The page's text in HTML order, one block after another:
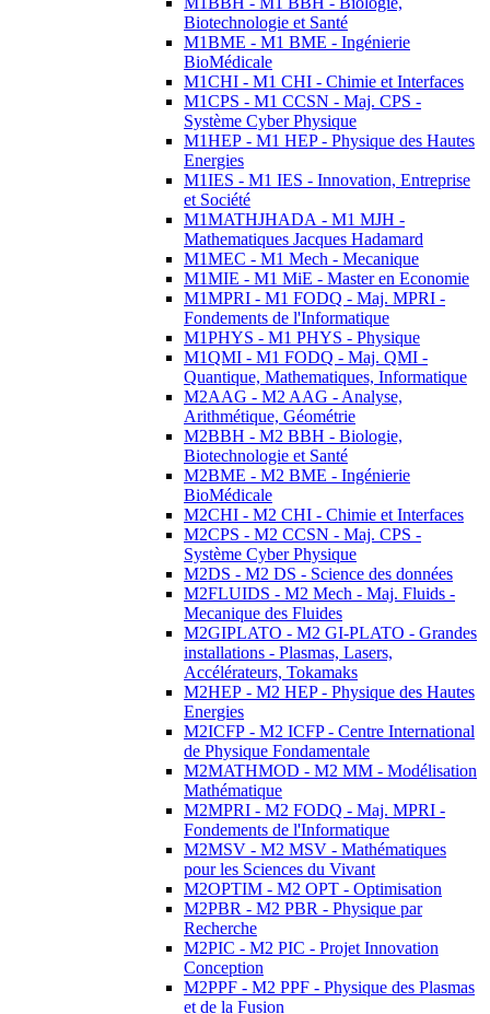
Biotechnologie et Santé
M1BME - M1 BME - Ingénierie
BioMédicale
M1CHI - M1 CHI - Chimie et Interfaces
M1CPS - M1 CCSN - Maj. CPS -
Système Cyber Physique
M1HEP - M1 HEP - Physique des Hautes
Energies
M1IES - M1 IES - Innovation, Entreprise
et Société
M1MATHJHADA - M1 MJH -
Mathematiques Jacques Hadamard
M1MEC - M1 Mech - Mecanique
M1MIE - M1 MiE - Master en Economie
M1MPRI - M1 FODQ - Maj. MPRI -
Fondements de l'Informatique
M1PHYS - M1 PHYS - Physique
M1QMI - M1 FODQ - Maj. QMI -
Quantique, Mathematiques, Informatique
M2AAG - M2 AAG - Analyse,
Arithmétique, Géométrie
M2BBH - M2 BBH - Biologie,
Biotechnologie et Santé
M2BME - M2 BME - Ingénierie
BioMédicale
M2CHI - M2 CHI - Chimie et Interfaces
M2CPS - M2 CCSN - Maj. CPS -
Système Cyber Physique
M2DS - M2 DS - Science des données
M2FLUIDS - M2 Mech - Maj. Fluids -
Mecanique des Fluides
M2GIPLATO - M2 GI-PLATO - Grandes
installations - Plasmas, Lasers,
Accélérateurs, Tokamaks
M2HEP - M2 HEP - Physique des Hautes
Energies
M2ICFP - M2 ICFP - Centre International
de Physique Fondamentale
M2MATHMOD - M2 MM - Modélisation
Mathématique
M2MPRI - M2 FODQ - Maj. MPRI -
Fondements de l'Informatique
M2MSV - M2 MSV - Mathématiques
pour les Sciences du Vivant
M2OPTIM - M2 OPT - Optimisation
M2PBR - M2 PBR - Physique par
Recherche
M2PIC - M2 PIC - Projet Innovation
Conception
M2PPF - M2 PPF - Physique des Plasmas
et de la Fusion